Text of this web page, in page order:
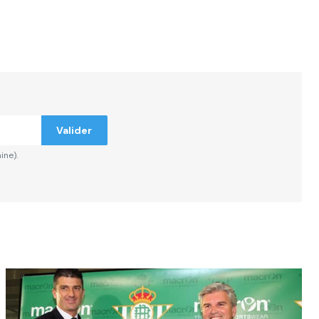
Valider